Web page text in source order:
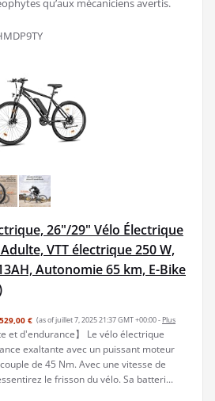
qu’aux mécaniciens avertis.
26"/29" Vélo Électrique
VTT électrique 250 W,
Autonomie 65 km, E-Bike
529,00 € (as of juillet 7, 2025 21:37 GMT +00:00 - Plus
et d'endurance】 Le vélo électrique
exaltante avec un puissant moteur
de 45 Nm. Avec une vitesse de
le frisson du vélo. Sa batteri...